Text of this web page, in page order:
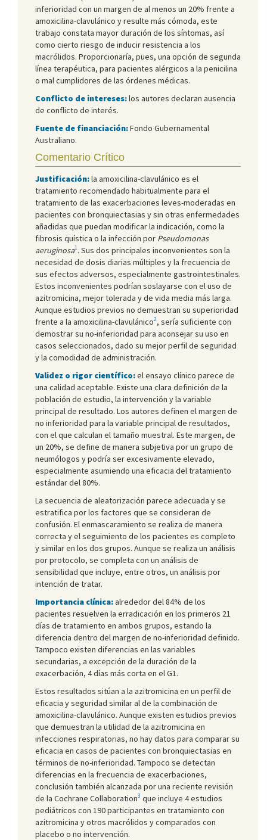
inferioridad con un margen de al menos un 20% frente a
amoxicilina-clavulánico y resulte más cómoda, este
trabajo constata mayor duración de los síntomas, así
como cierto riesgo de inducir resistencia a los
macrólidos. Proporcionaría, pues, una opción de segunda
línea terapéutica, para pacientes alérgicos a la penicilina
o mal cumplidores de las órdenes médicas.
Conflicto de intereses:los autores declaran ausencia
de conflicto de interés.
Fuente de financiación:Fondo Gubernamental
Australiano.
Comentario Crítico
Justificación:la amoxicilina-clavulánico es el
tratamiento recomendado habitualmente para el
tratamiento de las exacerbaciones leves-moderadas en
pacientes con bronquiectasias y sin otras enfermedades
añadidas que puedan modificar la indicación, como la
fibrosis quística o la infección por Pseudomonas
aeruginosa1. Sus dos principales inconvenientes son la
necesidad de dosis diarias múltiples y la frecuencia de
sus efectos adversos, especialmente gastrointestinales.
Estos inconvenientes podrían soslayarse con el uso de
azitromicina, mejor tolerada y de vida media más larga.
Aunque estudios previos no demuestran su superioridad
frente a la amoxicilina-clavulánico2, sería suficiente con
demostrar su no-inferioridad para aconsejar su uso en
casos seleccionados, dado su mejor perfil de seguridad
y la comodidad de administración.
Validez o rigor científico:el ensayo clínico parece de
una calidad aceptable. Existe una clara definición de la
población de estudio, la intervención y la variable
principal de resultado. Los autores definen el margen de
no inferioridad para la variable principal de resultados,
con el que calculan el tamaño muestral. Este margen, de
un 20%, se define de manera subjetiva por un grupo de
neumólogos y podría ser excesivamente elevado,
especialmente asumiendo una eficacia del tratamiento
estándar del 80%.
La secuencia de aleatorización parece adecuada y se
estratifica por los factores que se consideran de
confusión. El enmascaramiento se realiza de manera
correcta y el seguimiento de los pacientes es completo
y similar en los dos grupos. Aunque se realiza un análisis
por protocolo, se completa con un análisis de
sensibilidad que incluye, entre otros, un análisis por
intención de tratar.
Importancia clínica:alrededor del 84% de los
pacientes resuelven la erradicación en los primeros 21
días de tratamiento en ambos grupos, estando la
diferencia dentro del margen de no-inferioridad definido.
Tampoco existen diferencias en las variables
secundarias, a excepción de la duración de la
exacerbación, 4 días más corta en el G1.
Estos resultados sitúan a la azitromicina en un perfil de
eficacia y seguridad similar al de la combinación de
amoxicilina-clavulánico. Aunque existen estudios previos
que demuestran la utilidad de la azitromicina en
infecciones respiratorias, no hay datos para comparar su
eficacia en casos de pacientes con bronquiectasias en
términos de no-inferioridad. Tampoco se detectan
diferencias en la frecuencia de exacerbaciones,
conclusión también alcanzada por una reciente revisión
de la Cochrane Collaboration3 que incluye 4 estudios
pediátricos con 190 participantes en tratamiento con
azitromicina y otros macrólidos y comparados con
placebo o no intervención.